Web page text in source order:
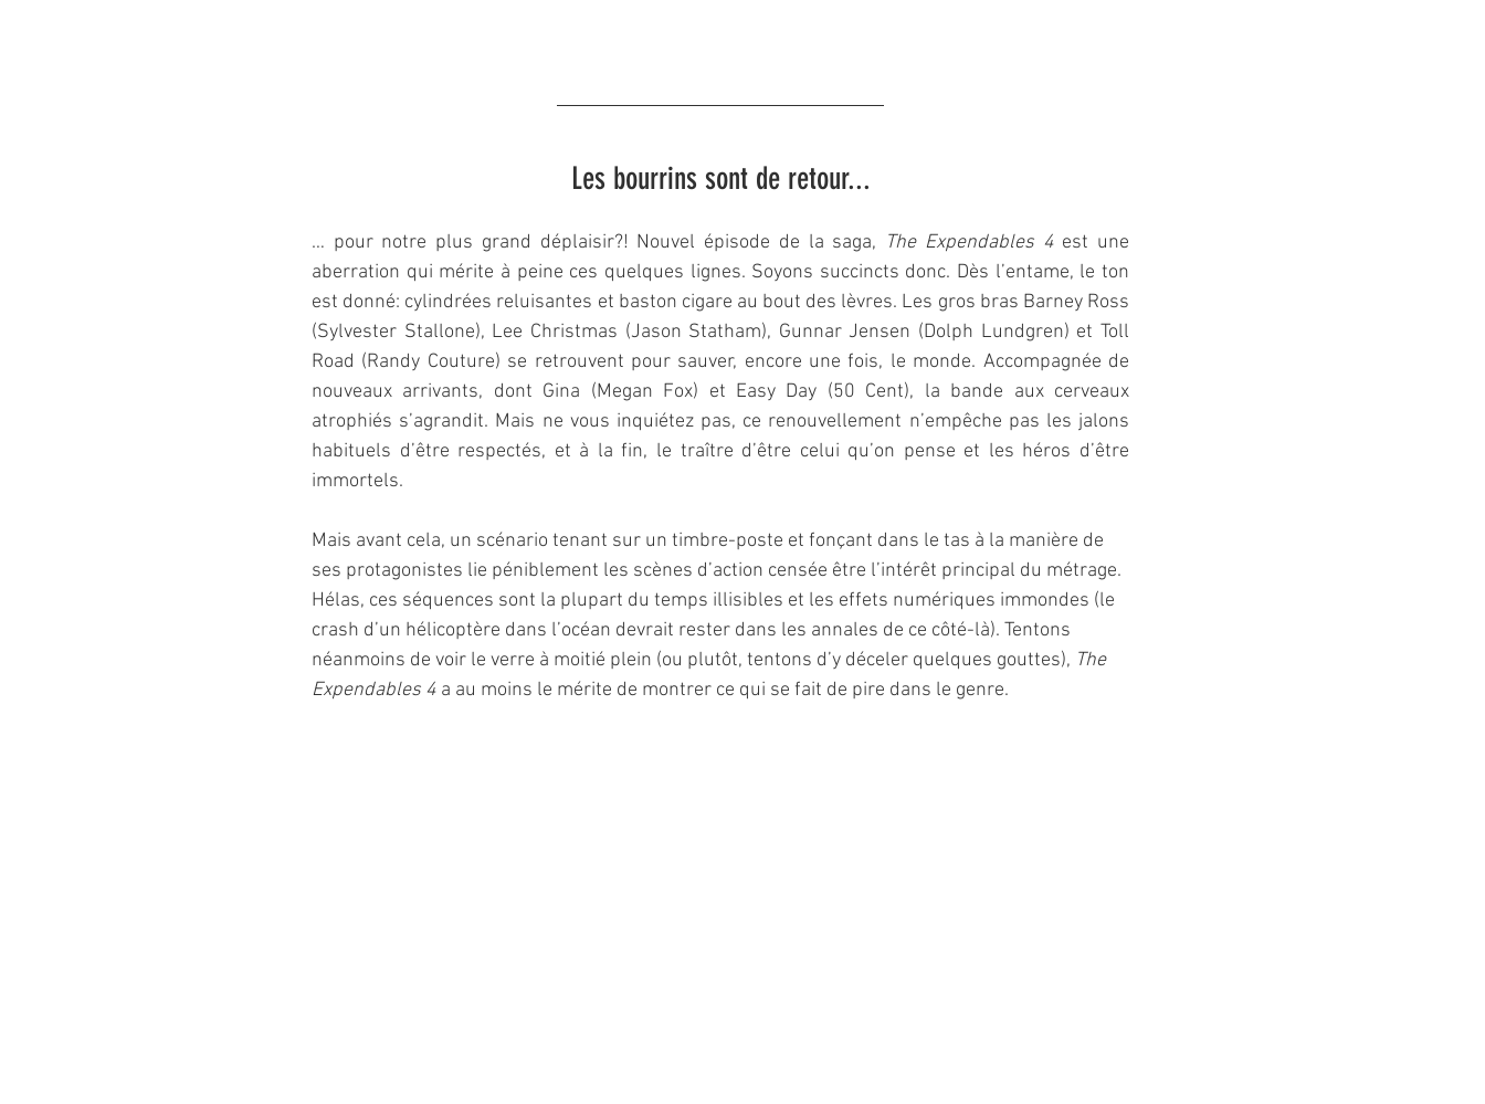
Les bourrins sont de retour...
… pour notre plus grand déplaisir?! Nouvel épisode de la saga, The Expendables 4 est une
aberration qui mérite à peine ces quelques lignes. Soyons succincts donc. Dès l’entame, le ton
est donné: cylindrées reluisantes et baston cigare au bout des lèvres. Les gros bras Barney Ross
(Sylvester Stallone), Lee Christmas (Jason Statham), Gunnar Jensen (Dolph Lundgren) et Toll
Road (Randy Couture) se retrouvent pour sauver, encore une fois, le monde. Accompagnée de
nouveaux arrivants, dont Gina (Megan Fox) et Easy Day (50 Cent), la bande aux cerveaux
atrophiés s’agrandit. Mais ne vous inquiétez pas, ce renouvellement n’empêche pas les jalons
habituels d’être respectés, et à la fin, le traître d’être celui qu’on pense et les héros d’être
immortels.
Mais avant cela, un scénario tenant sur un timbre-poste et fonçant dans le tas à la manière de
ses protagonistes lie péniblement les scènes d’action censée être l’intérêt principal du métrage.
Hélas, ces séquences sont la plupart du temps illisibles et les effets numériques immondes (le
crash d’un hélicoptère dans l’océan devrait rester dans les annales de ce côté-là). Tentons
néanmoins de voir le verre à moitié plein (ou plutôt, tentons d’y déceler quelques gouttes), The
Expendables 4 a au moins le mérite de montrer ce qui se fait de pire dans le genre.